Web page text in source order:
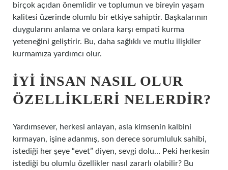
birçok açıdan önemlidir ve toplumun ve bireyin yaşam
kalitesi üzerinde olumlu bir etkiye sahiptir. Başkalarının
duygularını anlama ve onlara karşı empati kurma
yeteneğini geliştirir. Bu, daha sağlıklı ve mutlu ilişkiler
kurmamıza yardımcı olur.
İYI INSAN NASIL OLUR
ÖZELLIKLERI NELERDIR?
Yardımsever, herkesi anlayan, asla kimsenin kalbini
kırmayan, işine adanmış, son derece sorumluluk sahibi,
istediği her şeye “evet” diyen, sevgi dolu… Peki herkesin
istediği bu olumlu özellikler nasıl zararlı olabilir? Bu